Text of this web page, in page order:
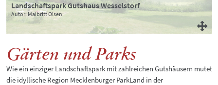
Landschaftspark Gutshaus Wesselstorf
Autor: Maibritt Olsen
Gärten und Parks
Wie ein einziger Landschaftspark mit zahlreichen Gutshäusern mutet
die idyllische Region Mecklenburger ParkLand in der